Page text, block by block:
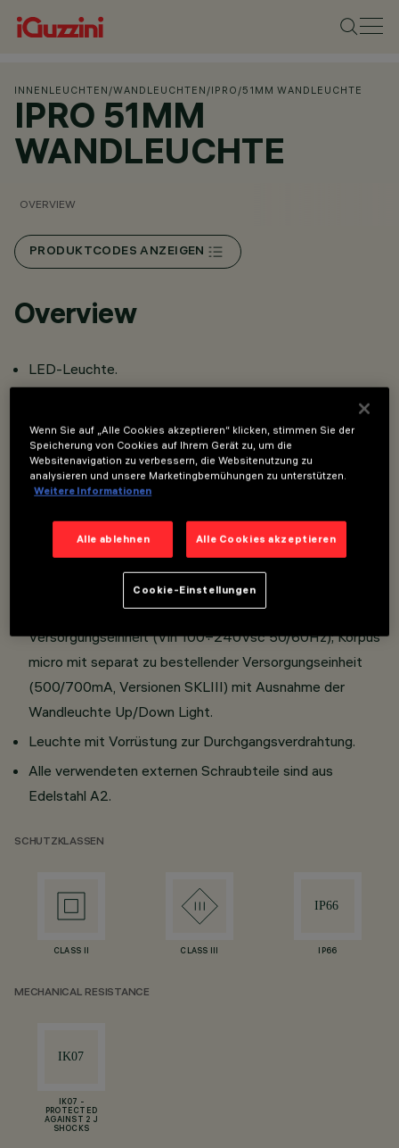
INNENLEUCHTEN /WANDLEUCHTEN /IPRO /51MM WANDLEUCHTE
IPRO 51MM
WANDLEUCHTE
OVERVIEW
PRODUKTCODES ANZEIGEN
Overview
LED-Leuchte.
Leuchtengehäuse und Anbaudose für Wandinstallation
aus Aluminiumdruckguss; Schutz aus 4mm dickem,
gehärtetem Kalk- Soda-Glas, mittels Silikon am
Alle Produkte sind mit Linsen bzw. hochreflektierenden
Lichtstromrekuperatoren aus Thermoplast
Ausführungen Korpus mini komplett mit elektronischer
Versorgungseinheit (Vin 100÷240Vsc 50/60Hz); Korpus
micro mit separat zu bestellender Versorgungseinheit
(500/700mA, Versionen SKLIII) mit Ausnahme der
Wandleuchte Up/Down Light.
Leuchte mit Vorrüstung zur Durchgangsverdrahtung.
Alle verwendeten externen Schraubteile sind aus
Edelstahl A2.
SCHUTZKLASSEN
CLASS II CLASS III IP66
MECHANICAL RESISTANCE
IK07 -
PROTECTED
AGAINST 2 J
SHOCKS
Wenn Sie auf „Alle Cookies akzeptieren“ klicken, stimmen Sie der
Speicherung von Cookies auf Ihrem Gerät zu, um die
Websitenavigation zu verbessern, die Websitenutzung zu
analysieren und unsere Marketingbemühungen zu unterstützen.
Weitere Informationen
Alle ablehnen Alle Cookies akzeptieren
Cookie-Einstellungen